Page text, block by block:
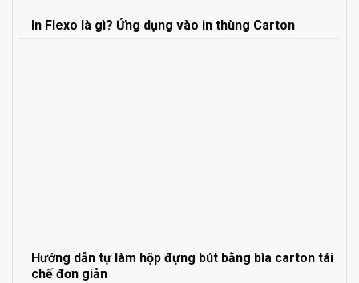
In Flexo là gì? Ứng dụng vào in thùng Carton
Hướng dẫn tự làm hộp đựng bút bằng bìa carton tái
chế đơn giản